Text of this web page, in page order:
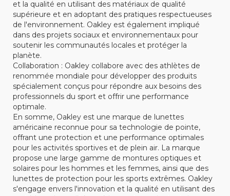
et la qualité en utilisant des matériaux de qualité
supérieure et en adoptant des pratiques respectueuses
de l'environnement. Oakley est également impliqué
dans des projets sociaux et environnementaux pour
soutenir les communautés locales et protéger la
planète.
Collaboration : Oakley collabore avec des athlètes de
renommée mondiale pour développer des produits
spécialement conçus pour répondre aux besoins des
professionnels du sport et offrir une performance
optimale.
En somme, Oakley est une marque de lunettes
américaine reconnue pour sa technologie de pointe,
offrant une protection et une performance optimales
pour les activités sportives et de plein air. La marque
propose une large gamme de montures optiques et
solaires pour les hommes et les femmes, ainsi que des
lunettes de protection pour les sports extrêmes. Oakley
s'engage envers l'innovation et la qualité en utilisant des